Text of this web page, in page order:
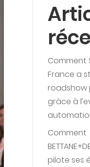
Comment
France a
grâce à
Comment
pilote ses